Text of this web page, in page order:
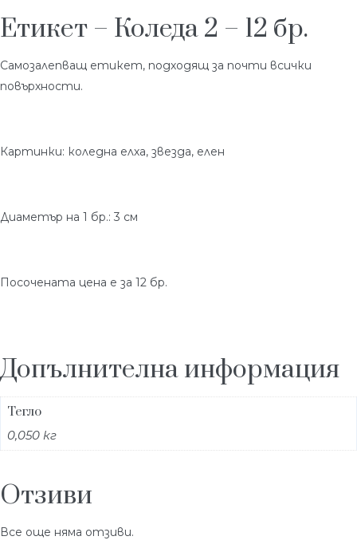
Етикет – Коледа 2 – 12 бр.
Самозалепващ етикет, подходящ за почти всички
повърхности.
Картинки: коледна елха, звезда, елен
Диаметър на 1 бр.: 3 см
Посочената цена е за 12 бр.
Допълнителна информация
Тегло
0,050 кг
Отзиви
Все още няма отзиви.